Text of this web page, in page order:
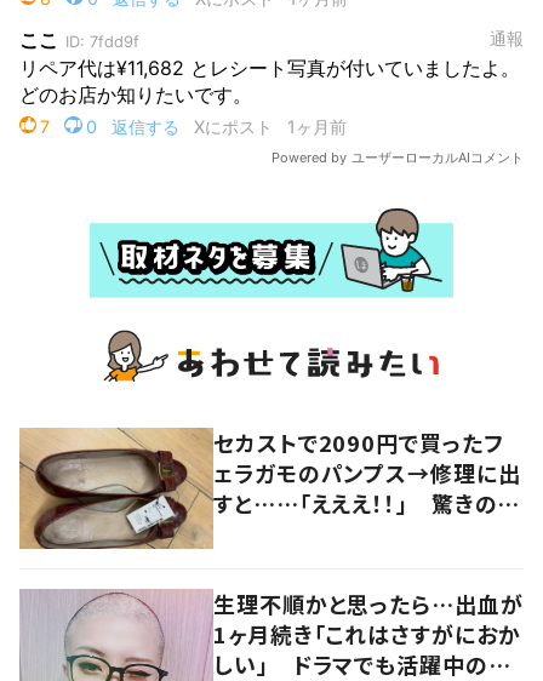
セカストで2090円で買ったフ
ェラガモのパンプス→修理に出
すと……「えええ！！」 驚きの姿
生理不順かと思ったら…出血が
1ヶ月続き「これはさすがにおか
しい」 ドラマでも活躍中の女